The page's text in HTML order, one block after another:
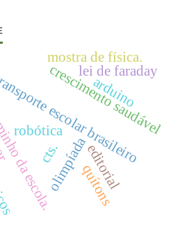
editorial
olimpíada
escolar brasileiro
escola. quítons
robóticacrescimento saudável
mostra de física.
cts.
lei de faraday
arduino